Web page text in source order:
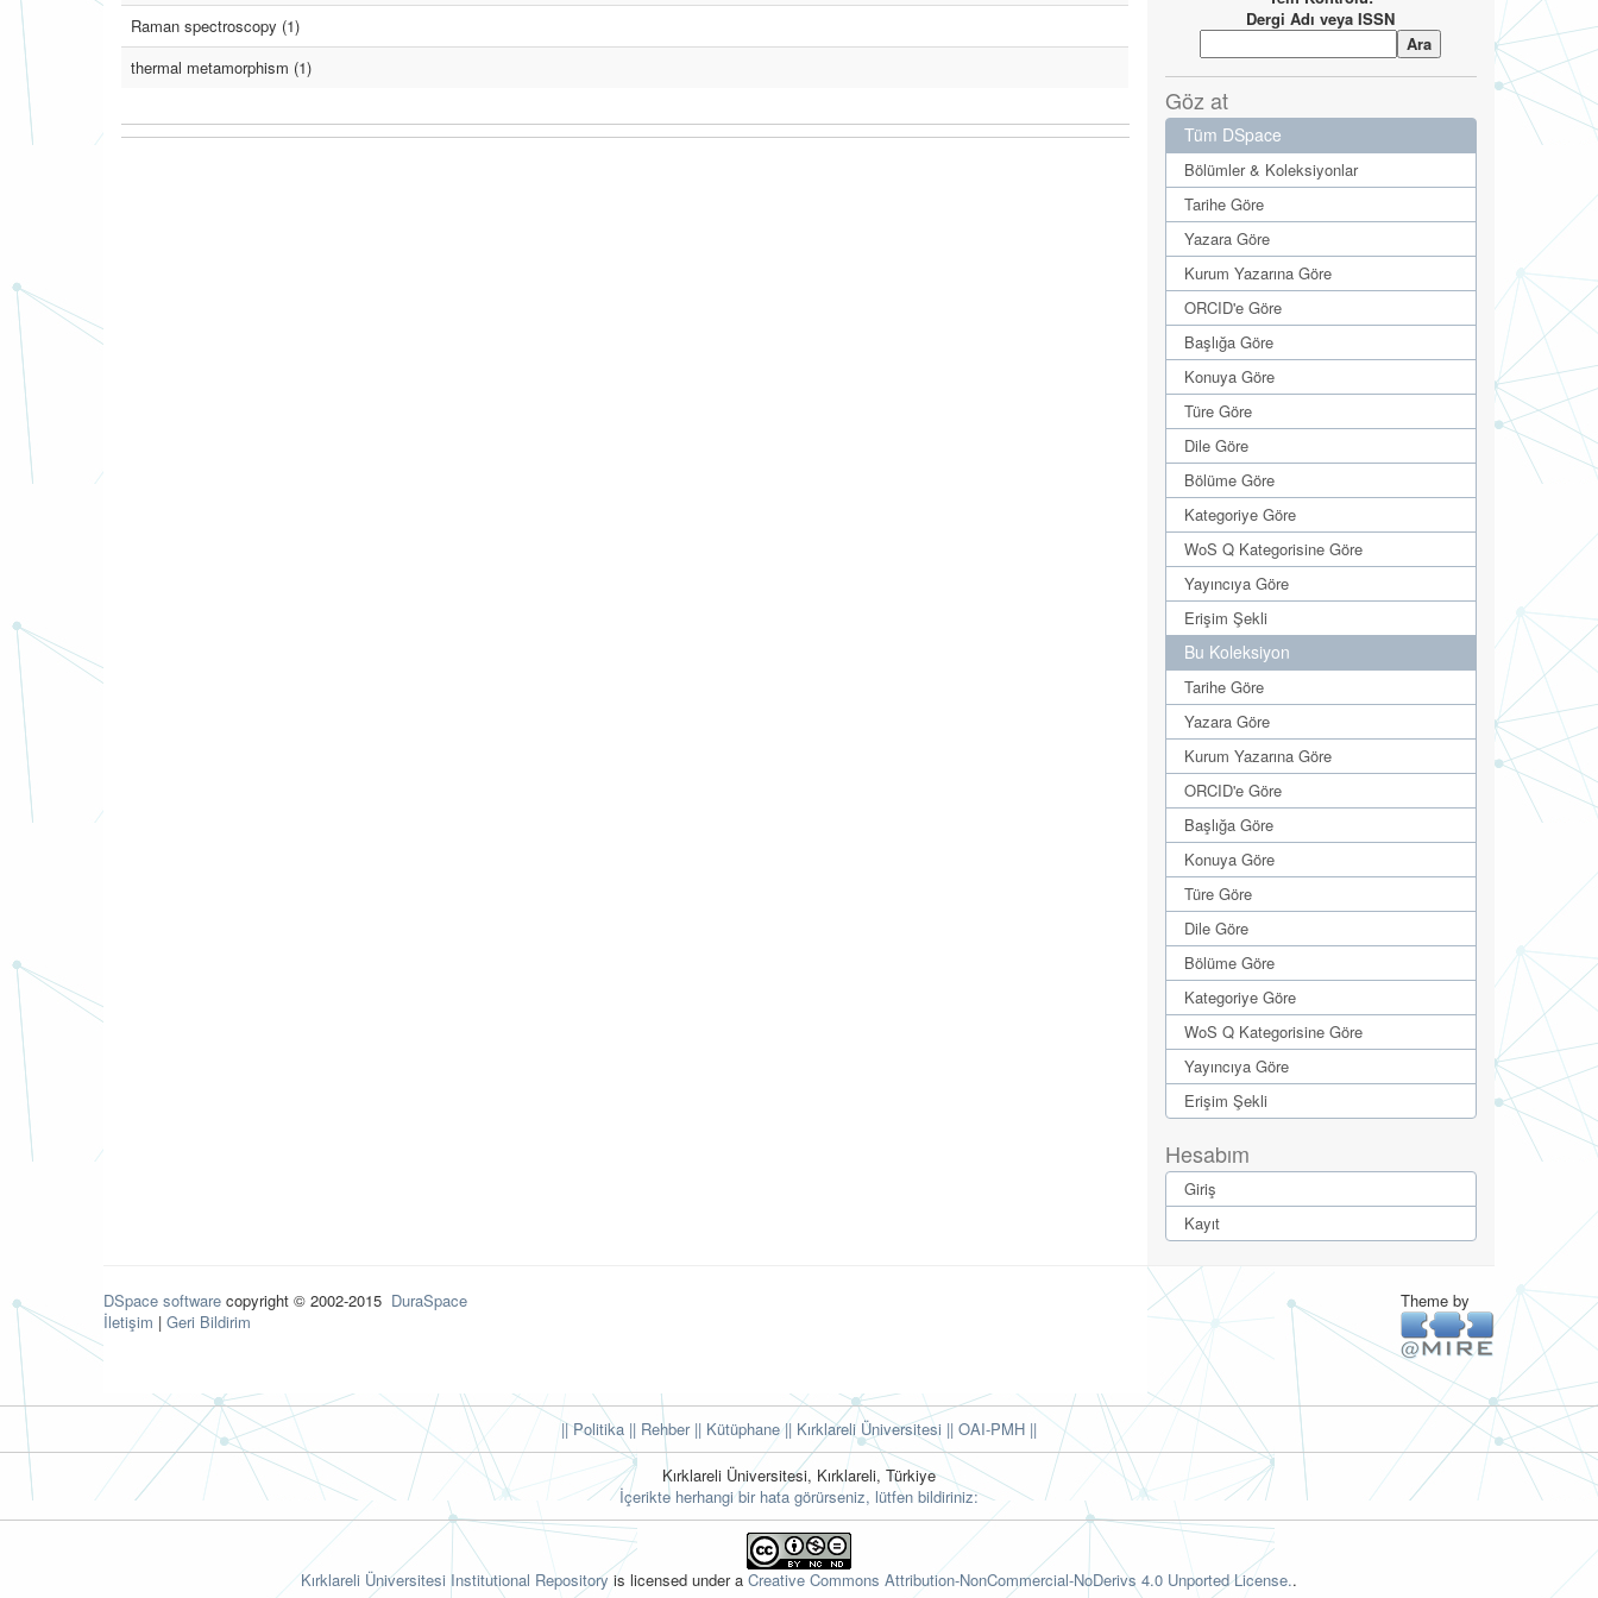
Raman spectroscopy (1)
thermal metamorphism (1)
Dergi Adı veya ISSN
Göz at
Tüm DSpace
Bölümler & Koleksiyonlar
Tarihe Göre
Yazara Göre
Kurum Yazarına Göre
ORCID'e Göre
Başlığa Göre
Konuya Göre
Türe Göre
Dile Göre
Bölüme Göre
Kategoriye Göre
WoS Q Kategorisine Göre
Yayıncıya Göre
Erişim Şekli
Bu Koleksiyon
Tarihe Göre
Yazara Göre
Kurum Yazarına Göre
ORCID'e Göre
Başlığa Göre
Konuya Göre
Türe Göre
Dile Göre
Bölüme Göre
Kategoriye Göre
WoS Q Kategorisine Göre
Yayıncıya Göre
Erişim Şekli
Hesabım
Giriş
Kayıt
DSpace software copyright © 2002-2015 DuraSpace
İletişim | Geri Bildirim
Theme by
|| Politika || Rehber|| Kütüphane|| Kırklareli Üniversitesi || OAI-PMH ||
Kırklareli Üniversitesi, Kırklareli, Türkiye
İçerikte herhangi bir hata görürseniz, lütfen bildiriniz:
Kırklareli Üniversitesi Institutional Repository is licensed under a Creative Commons Attribution-NonCommercial-NoDerivs 4.0 Unported License..